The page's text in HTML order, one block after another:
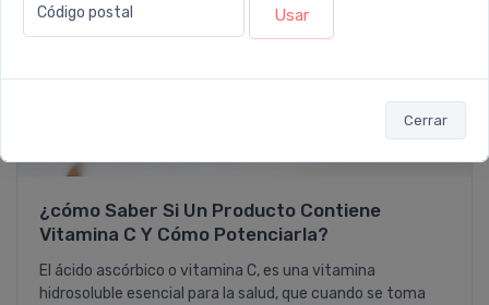
Código postal Usar
Cerrar
¿cómo Saber Si Un Producto Contiene
Vitamina C Y Cómo Potenciarla?
El ácido ascórbico o vitamina C, es una vitamina
hidrosoluble esencial para la salud, que cuando se toma